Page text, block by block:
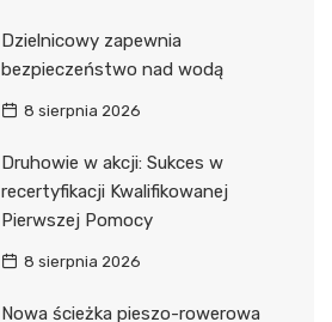
Dzielnicowy zapewnia
bezpieczeństwo nad wodą
8 sierpnia 2026
Druhowie w akcji: Sukces w
recertyfikacji Kwalifikowanej
Pierwszej Pomocy
8 sierpnia 2026
Nowa ścieżka pieszo-rowerowa